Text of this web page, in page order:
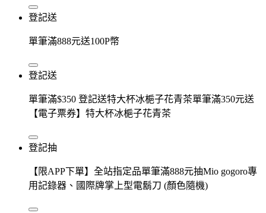
登記送
單筆滿888元送100P幣
登記送
單筆滿$350 登記送特大杯冰梔子花青茶單筆滿350元送
【電子票券】特大杯冰梔子花青茶
登記抽
【限APP下單】全站指定品單筆滿888元抽Mio gogoro專
用記錄器、國際牌掌上型電鬍刀 (顏色隨機)